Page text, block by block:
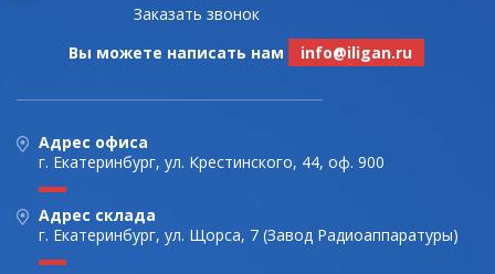
Заказать звонок
Вы можете написать нам
info@iligan.ru
Адрес офиса
г. Екатеринбург, ул. Крестинского, 44, оф. 900
Адрес склада
г. Екатеринбург, ул. Щорса, 7 (Завод Радиоаппаратуры)